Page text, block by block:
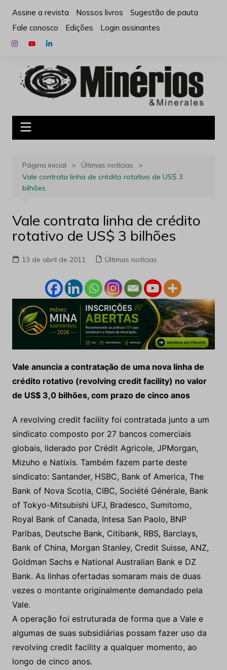
para
conteúdo
Assine a revista Nossos livros
Sugestão de pauta
Fale conosco
Edições Login assinantes
Página inicial
Últimas notícias
Vale contrata linha de crédito rotativo de US$ 3
bilhões
Vale contrata linha de crédito
rotativo de US$ 3 bilhões
13 de abril de 2011 Últimas notícias
Vale anuncia a contratação de uma nova linha de
crédito rotativo (revolving credit facility) no valor
de US$ 3,0 bilhões, com prazo de cinco anos
A revolving credit facility foi contratada junto a um
sindicato composto por 27 bancos comerciais
globais, liderado por Crédit Agricole, JPMorgan,
Mizuho e Natixis. Também fazem parte deste
sindicato: Santander, HSBC, Bank of America, The
Bank of Nova Scotia, CIBC, Société Générale, Bank
of Tokyo-Mitsubishi UFJ, Bradesco, Sumitomo,
Royal Bank of Canada, Intesa San Paolo, BNP
Paribas, Deutsche Bank, Citibank, RBS, Barclays,
Bank of China, Morgan Stanley, Credit Suisse, ANZ,
Goldman Sachs e National Australian Bank e DZ
Bank. As linhas ofertadas somaram mais de duas
vezes o montante originalmente demandado pela
Vale.
A operação foi estruturada de forma que a Vale e
algumas de suas subsidiárias possam fazer uso da
revolving credit facility a qualquer momento, ao
longo de cinco anos.